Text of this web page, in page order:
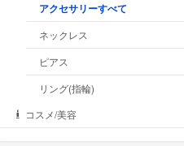
アクセサリーすべて
ネックレス
ピアス
リング(指輪)
コスメ/美容